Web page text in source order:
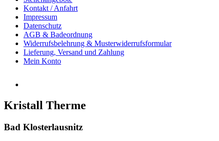
Kontakt / Anfahrt
Impressum
Datenschutz
AGB & Badeordnung
Widerrufsbelehrung & Musterwiderrufsformular
Lieferung, Versand und Zahlung
Mein Konto
Kristall Therme
Bad Klosterlausnitz